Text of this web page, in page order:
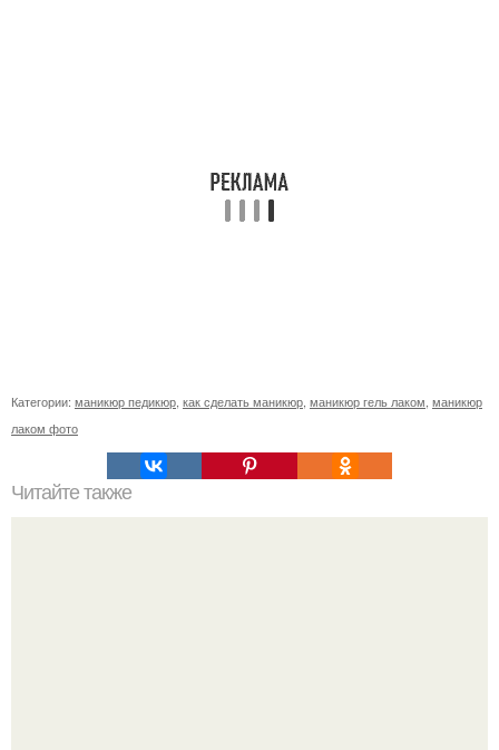
Категории: маникюр педикюр как сделать маникюр маникюр гель лаком маникюр
лаком фото
Читайте также